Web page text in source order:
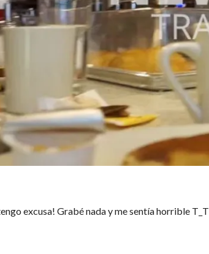
excusa! Grabé nada y me sentía horrible T_T